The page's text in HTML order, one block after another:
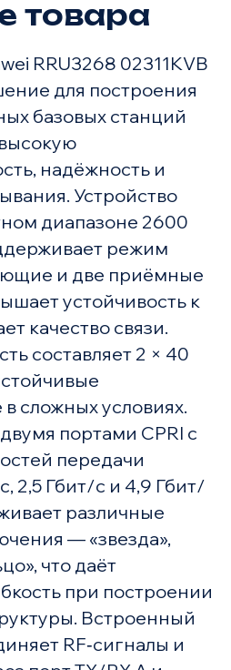
Товар
товара
RRU3268 02311KVB
для построения
базовых станций
надёжность и
Устройство
диапазоне 2600
режим
и две приёмные
устойчивость к
качество связи.
составляет 2 × 40
сложных условиях.
портами CPRI с
передачи
2,5 Гбит/с и 4,9 Гбит/
различные
— «звезда»,
что даёт
при построении
Встроенный
RF‑сигналы и